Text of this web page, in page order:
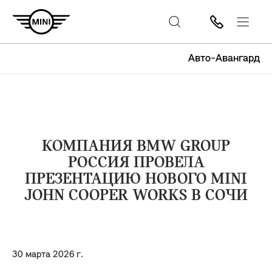
Авто-Авангард
КОМПАНИЯ BMW GROUP
РОССИЯ ПРОВЕЛА
ПРЕЗЕНТАЦИЮ НОВОГО MINI
JOHN COOPER WORKS В СОЧИ
30 марта 2026 г.